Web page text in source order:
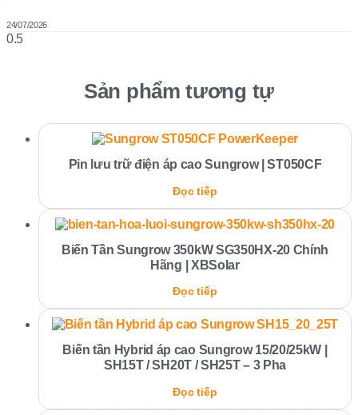
24/07/2026
Sản phẩm tương tự
Pin lưu trữ điện áp cao Sungrow | ST050CF
Đọc tiếp
Biến Tần Sungrow 350kW SG350HX-20 Chính
Hãng | XBSolar
Đọc tiếp
Biến tần Hybrid áp cao Sungrow 15/20/25kW |
SH15T / SH20T / SH25T – 3 Pha
Đọc tiếp